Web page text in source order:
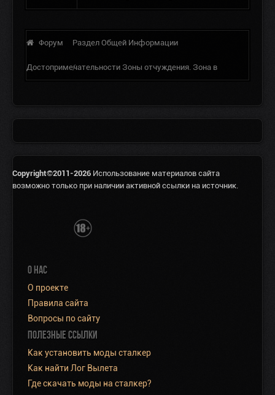
Форум Раздел Общей Информации
Достопримечательности Зоны отчуждения. Зона в
Copyright©2011-2026 Использование материалов сайта
возможно только при наличии активной ссылки на источник.
О НАС
О проекте
Правила сайта
Вопросы по сайту
ПОЛЕЗНЫЕ ССЫЛКИ
Как установить моды сталкер
Как найти Лог Вылета
Где скачать моды на сталкер?